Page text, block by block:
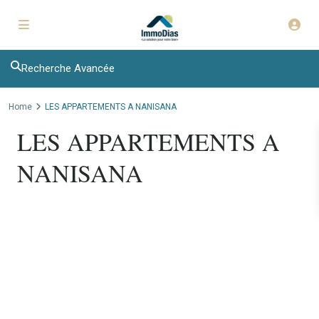
Recherche Avancée
Home LES APPARTEMENTS A NANISANA
LES APPARTEMENTS A
NANISANA